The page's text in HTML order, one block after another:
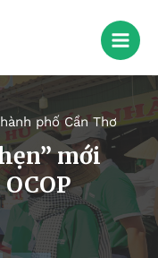
phố Cần Thơ
mới